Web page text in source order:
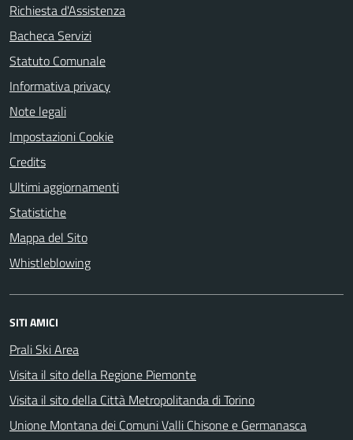
Richiesta d'Assistenza
Bacheca Servizi
Statuto Comunale
Informativa privacy
Note legali
Impostazioni Cookie
Credits
Ultimi aggiornamenti
Statistiche
Mappa del Sito
Whistleblowing
SITI AMICI
Prali Ski Area
Visita il sito della Regione Piemonte
Visita il sito della Città Metropolitanda di Torino
Unione Montana dei Comuni Valli Chisone e Germanasca